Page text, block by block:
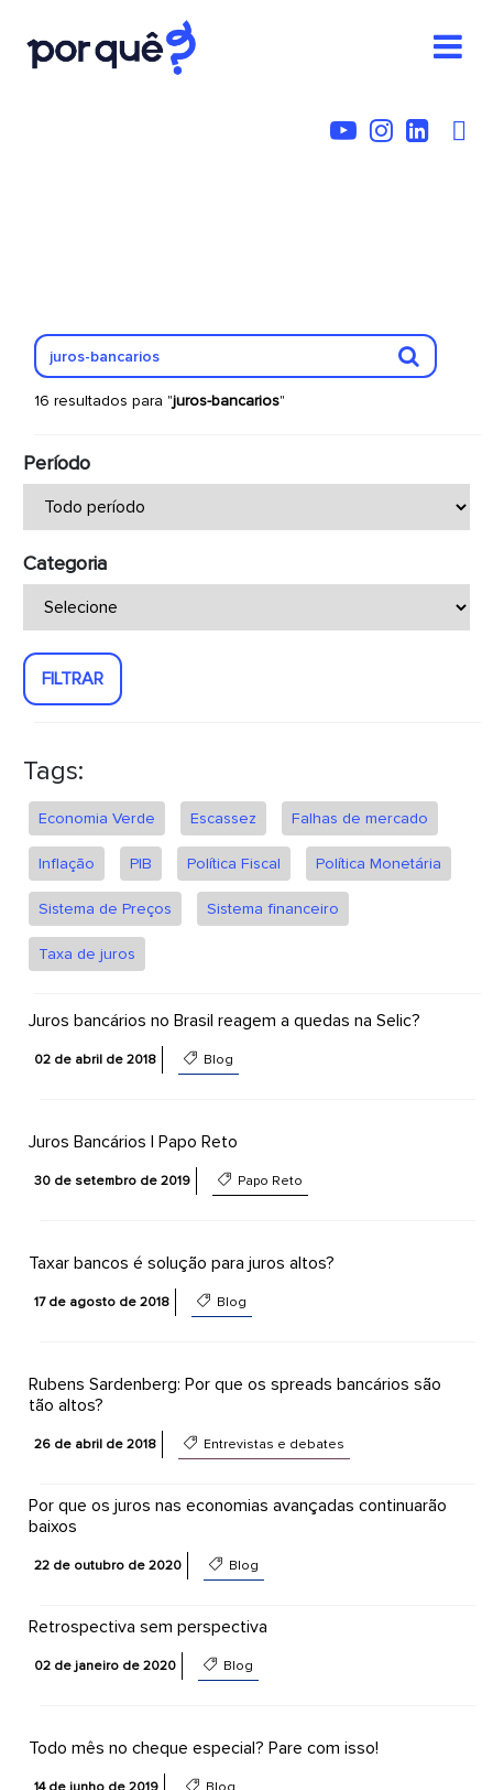
16 resultados para "juros-bancarios"
Período
Categoria
FILTRAR
Tags:
Economia Verde Escassez Falhas de mercado
Inflação PIB Política Fiscal Política Monetária
Sistema de Preços Sistema financeiro
Taxa de juros
Juros bancários no Brasil reagem a quedas na Selic?
02 de abril de 2018 Blog
Juros Bancários | Papo Reto
30 de setembro de 2019 Papo Reto
Taxar bancos é solução para juros altos?
17 de agosto de 2018 Blog
Rubens Sardenberg: Por que os spreads bancários são
tão altos?
26 de abril de 2018 Entrevistas e debates
Por que os juros nas economias avançadas continuarão
baixos
22 de outubro de 2020 Blog
Retrospectiva sem perspectiva
02 de janeiro de 2020 Blog
Todo mês no cheque especial? Pare com isso!